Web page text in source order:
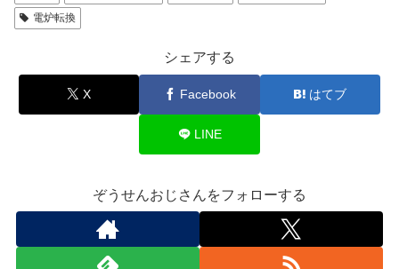
電炉転換
シェアする
X Facebook はてブ
LINE
ぞうせんおじさんをフォローする